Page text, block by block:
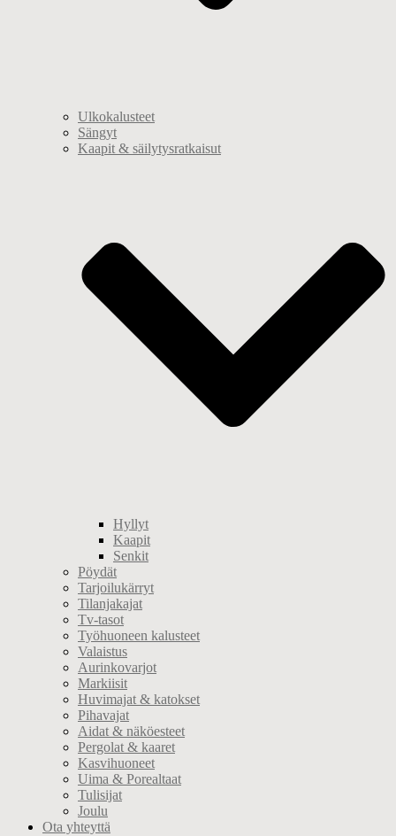
Ulkokalusteet
Sängyt
Kaapit & säilytysratkaisut
Hyllyt
Kaapit
Senkit
Pöydät
Tarjoilukärryt
Tilanjakajat
Tv-tasot
Työhuoneen kalusteet
Valaistus
Aurinkovarjot
Markiisit
Huvimajat & katokset
Pihavajat
Aidat & näköesteet
Pergolat & kaaret
Kasvihuoneet
Uima & Porealtaat
Tulisijat
Joulu
Ota yhteyttä